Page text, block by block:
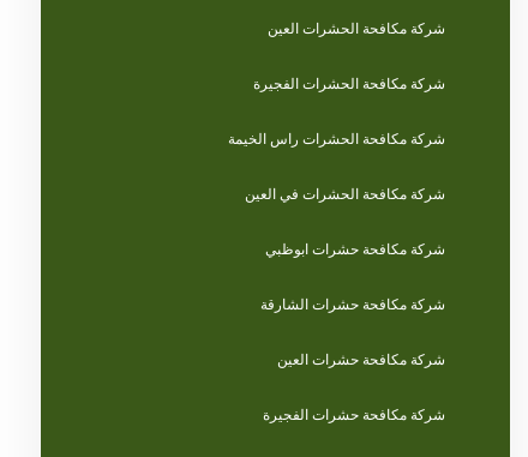
شركة مكافحة الحشرات العين
شركة مكافحة الحشرات الفجيرة
شركة مكافحة الحشرات راس الخيمة
شركة مكافحة الحشرات في العين
شركة مكافحة حشرات ابوظبي
شركة مكافحة حشرات الشارقة
شركة مكافحة حشرات العين
شركة مكافحة حشرات الفجيرة